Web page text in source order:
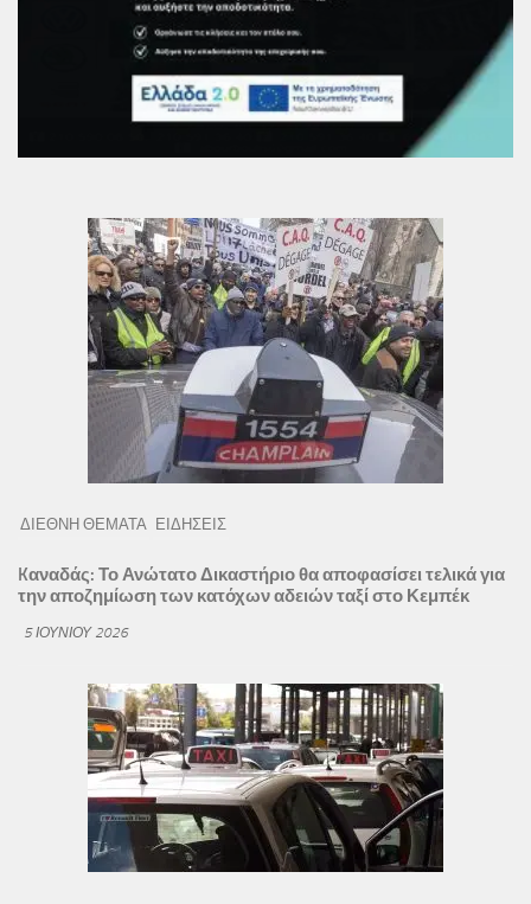
ΔΙΕΘΝΗ ΘΕΜΑΤΑ ΕΙΔΗΣΕΙΣ
Kαναδάς: Το Ανώτατο Δικαστήριο θα αποφασίσει τελικά για
την αποζημίωση των κατόχων αδειών ταξί στο Κεμπέκ
5 ΙΟΥΝΊΟΥ 2026